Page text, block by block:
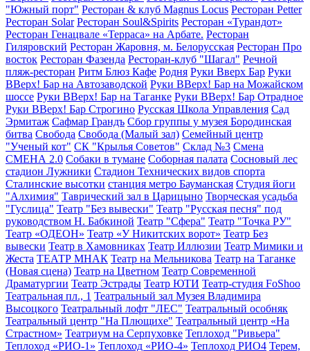
"Южный порт" Ресторан & клуб Magnus Locus Ресторан Petter
Ресторан Solar Ресторан Soul&Spirits Ресторан «Турандот»
Ресторан Генацвале «Терраса» на Арбате. Ресторан
Гиляровский Ресторан Жаровня, м. Белорусская Ресторан Про
восток Ресторан Фазенда Ресторан-клуб "Шагал" Речной
пляж-ресторан Ритм Блюз Кафе Родня Руки Вверх Бар Руки
ВВерх! Бар на Автозаводской Руки ВВерх! Бар на Можайском
шоссе Руки ВВерх! Бар на Таганке Руки ВВерх! Бар Отрадное
Руки ВВерх! Бар Строгино Русская Школа Управления Сад
Эрмитаж Сафмар Грандъ Сбор группы у музея Бородинская
битва Свобода Свобода (Малый зал) Семейный центр
"Ученый кот" СК "Крылья Советов" Склад №3 Смена
СМЕНА 2.0 Собаки в тумане Соборная палата Сосновый лес
стадион Лужники Стадион Технических видов спорта
Сталинские высотки станция метро Бауманская Студия йоги
"Алхимия" Таврический зал в Царицыно Творческая усадьба
"Гуслица" Театр "Без вывески" Театр "Русская песня" под
руководством Н. Бабкиной Театр "Сфера" Театр "Точка РУ"
Театр «ОДЕОН» Театр «У Никитских ворот» Театр Без
вывески Театр в Хамовниках Театр Иллюзии Театр Мимики и
Жеста ТЕАТР МНАК Театр на Мельникова Театр на Таганке
(Новая сцена) Театр на Цветном Театр Современной
Драматургии Театр Эстрады Театр ЮТИ Театр-студия FoShoo
Театральная пл., 1 Театральный зал Музея Владимира
Высоцкого Театральный лофт "ЛЕС" Театральный особняк
Театральный центр "На Плющихе" Театральный центр «На
Страстном» Театриум на Серпуховке Теплоход "Ривьера"
Теплоход «РИО-1» Теплоход «РИО-4» Теплоход РИО4 Терем,